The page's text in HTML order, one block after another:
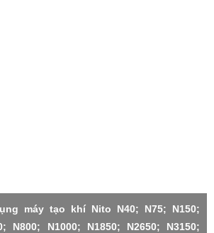
máy tạo khí Nito N40; N75; N150;
N800; N1000; N1850; N2650; N3150;